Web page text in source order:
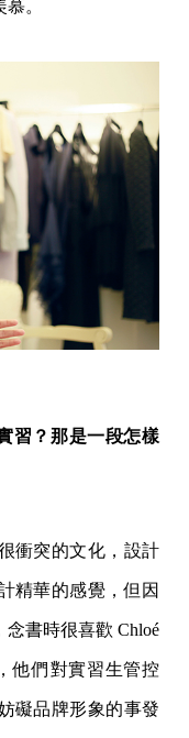
。
習？那是一段怎樣
衝突的文化，設計
精華的感覺，但因
書時很喜歡 Chloé
他們對實習生管控
礙品牌形象的事發